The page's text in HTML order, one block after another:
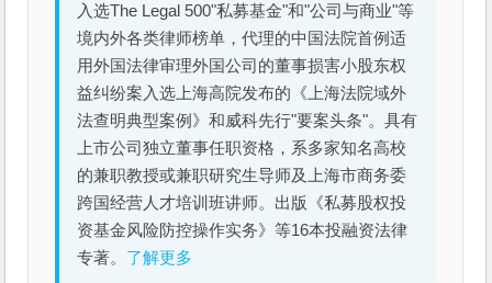
入选The Legal 500"私募基金"和"公司与商业"等
境内外各类律师榜单，代理的中国法院首例适
用外国法律审理外国公司的董事损害小股东权
益纠纷案入选上海高院发布的《上海法院域外
法查明典型案例》和威科先行"要案头条"。具有
上市公司独立董事任职资格，系多家知名高校
的兼职教授或兼职研究生导师及上海市商务委
跨国经营人才培训班讲师。出版《私募股权投
资基金风险防控操作实务》等16本投融资法律
专著。 了解更多